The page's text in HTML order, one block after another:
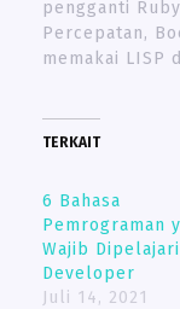
pengganti
Percepatan,
memakai LISP
TERKAIT
6 Bahasa
Pemrograman
Wajib Dipelajari
Developer
Juli 14, 2021